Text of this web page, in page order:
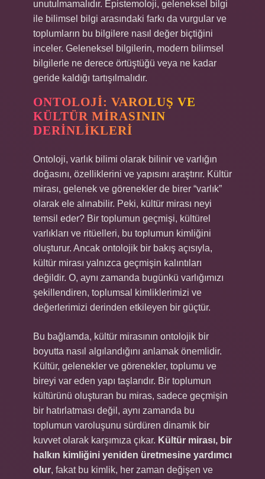
unutulmamalıdır. Epistemoloji, geleneksel bilgi
ile bilimsel bilgi arasındaki farkı da vurgular ve
toplumların bu bilgilere nasıl değer biçtiğini
inceler. Geleneksel bilgilerin, modern bilimsel
bilgilerle ne derece örtüştüğü veya ne kadar
geride kaldığı tartışılmalıdır.
ONTOLOJI: VAROLUŞ VE
KÜLTÜR MIRASININ
DERINLIKLERI
Ontoloji, varlık bilimi olarak bilinir ve varlığın
doğasını, özelliklerini ve yapısını araştırır. Kültür
mirası, gelenek ve görenekler de birer “varlık”
olarak ele alınabilir. Peki, kültür mirası neyi
temsil eder? Bir toplumun geçmişi, kültürel
varlıkları ve ritüelleri, bu toplumun kimliğini
oluşturur. Ancak ontolojik bir bakış açısıyla,
kültür mirası yalnızca geçmişin kalıntıları
değildir. O, aynı zamanda bugünkü varlığımızı
şekillendiren, toplumsal kimliklerimizi ve
değerlerimizi derinden etkileyen bir güçtür.
Bu bağlamda, kültür mirasının ontolojik bir
boyutta nasıl algılandığını anlamak önemlidir.
Kültür, gelenekler ve görenekler, toplumu ve
bireyi var eden yapı taşlarıdır. Bir toplumun
kültürünü oluşturan bu miras, sadece geçmişin
bir hatırlatması değil, aynı zamanda bu
toplumun varoluşunu sürdüren dinamik bir
kuvvet olarak karşımıza çıkar. Kültür mirası, bir
halkın kimliğini yeniden üretmesine yardımcı
olur, fakat bu kimlik, her zaman değişen ve